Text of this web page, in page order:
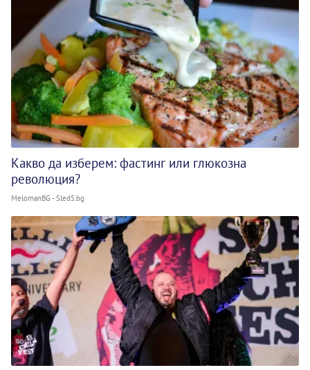
Какво да изберем: фастинг или глюкозна
революция?
MelomanBG - Sled5.bg